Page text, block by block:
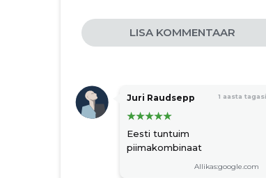
LISA KOMMENTAAR
Juri Raudsepp 1 aasta tagasi
Eesti tuntuim
piimakombinaat
Allikas:google.com